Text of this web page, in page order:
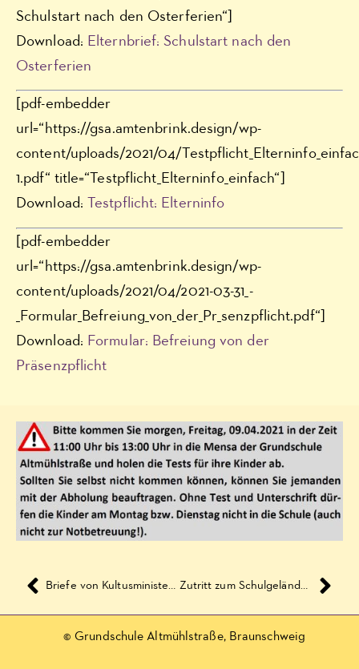
Schulstart nach den Osterferien“]
Download: Elternbrief: Schulstart nach den
Osterferien
[pdf-embedder
url=“https://gsa.amtenbrink.design/wp-
content/uploads/2021/04/
1.pdf“ title=“Testpflicht_Elterninfo_einfach“]
Download:
Testpflicht: Elterninfo
[pdf-embedder
url=“https://gsa.amtenbrink.design/wp-
content/uploads/2021/04/2021-03-31_-
_Formular_Befreiung_von_der_Pr_senzpflicht.pdf“]
Download: Formular: Befreiung von der
Präsenzpflicht
Briefe von Kultusminister Tonne an die Eltern und Erziehungsberechtigten und Schülerinnen und Schüler Zutritt zum Schulgelände verboten
© Grundschule Altmühlstraße, Braunschweig